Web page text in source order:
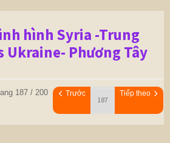
hình Syria -Trung
Ukraine- Phương Tây
187 / 200 Trước Tiếp theo